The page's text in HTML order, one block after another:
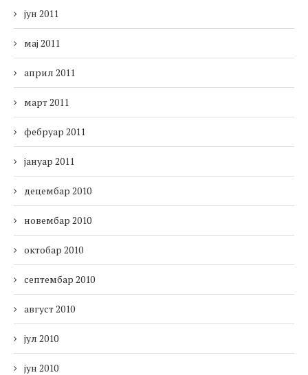
јун 2011
мај 2011
април 2011
март 2011
фебруар 2011
јануар 2011
децембар 2010
новембар 2010
октобар 2010
септембар 2010
август 2010
јул 2010
јун 2010